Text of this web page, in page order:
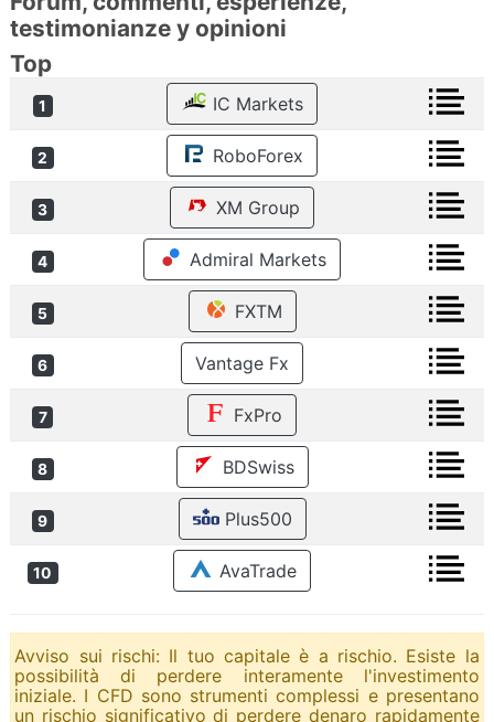
testimonianze y opinioni
Top
1 IC Markets
2 RoboForex
3 XM Group
4 Admiral Markets
5 FXTM
6 Vantage Fx
7 FxPro
8 BDSwiss
9 Plus500
10 AvaTrade
Avviso sui rischi: Il tuo capitale è a rischio. Esiste la
possibilità di perdere interamente l'investimento
iniziale. I CFD sono strumenti complessi e presentano
un rischio significativo di perdere denaro rapidamente